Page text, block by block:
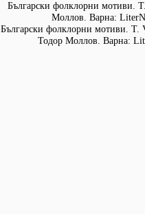
Български фолклорни мотиви.
Моллов. Варна:
Български фолклорни мотиви. Т.
Тодор Моллов. Варна: